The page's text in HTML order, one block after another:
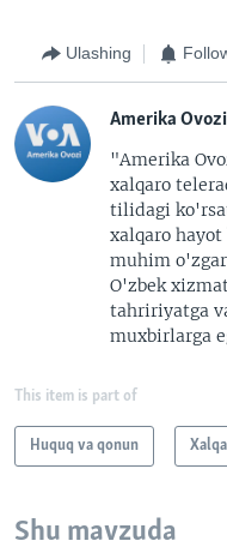
Ulashing
Amerika Ovozi
"Amerika
xalqaro
tilidagi
xalqaro
muhim
O'zbek
tahririyatga
muxbirlarga
This item is part of
Huquq va qonun
Shu mavzuda